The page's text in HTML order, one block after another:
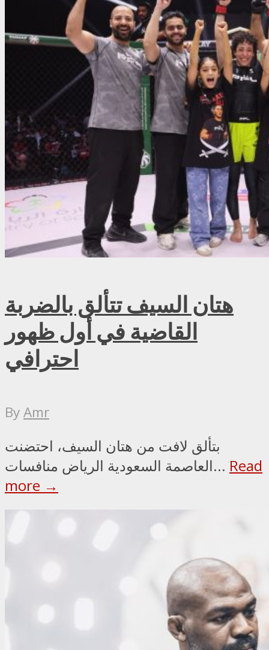
هتان السيف تتألق بالضربة
القاضية في أول ظهور
احترافي
ByAmr
بتألق لافت من هتان السيف، احتضنت
العاصمة السعودية الرياض منافسات... Read
more →